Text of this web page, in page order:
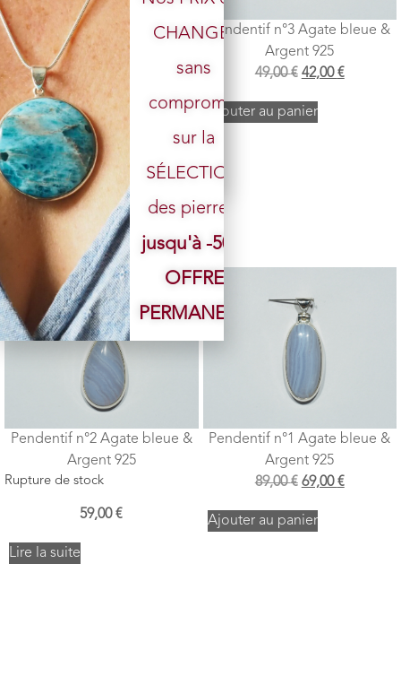
Pendentif n°4 Agate bleue &
Argent 925
79,00
€ 62,00
Ajouter au panier
Pendentif n°3 Agate bleue &
Argent 925
49,00€ 42,00€
Ajouter au panier
Pendentif n°2 Agate bleue &
Argent 925
Rupture de stock
59,00€
Lire la suite
Pendentif n°1 Agate bleue &
Argent 925
89,00€ 69,00€
Ajouter au panier
Votre email
CHANGÉ,
sans
compromis
sur la
SÉLECTION
des pierres.
jusqu'à -50%
OFFRE
PERMANENTE